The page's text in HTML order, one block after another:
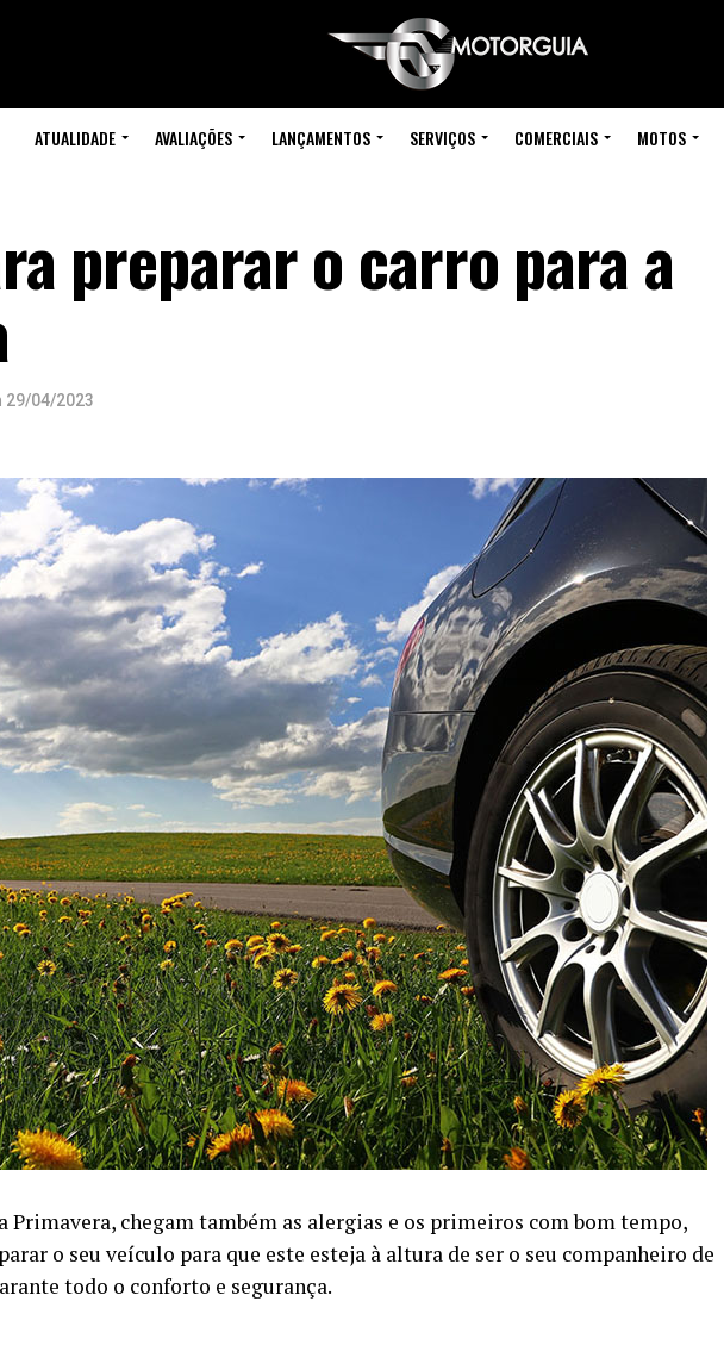
ATUALIDADE AVALIAÇÕES LANÇAMENTOS SERVIÇOS COMERCIAIS MOTOS
preparar o carro para a
29/04/2023
Primavera, chegam também as alergias e os primeiros com bom tempo,
o seu veículo para que este esteja à altura de ser o seu companheiro de
todo o conforto e segurança.